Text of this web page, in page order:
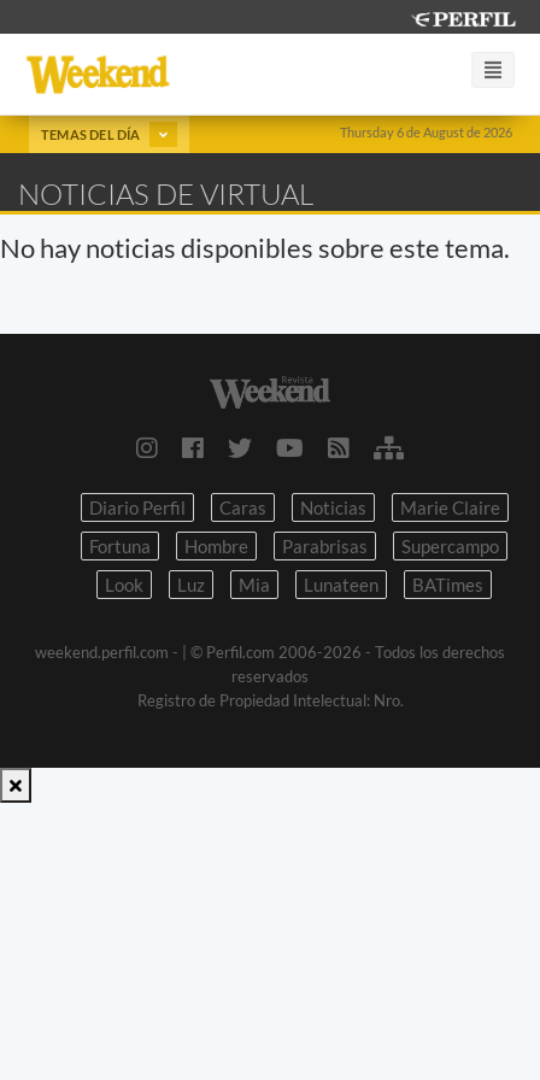
Thursday 6 de August de 2026
TEMAS DEL DÍA
NOTICIAS DE VIRTUAL
No hay noticias disponibles sobre este tema.
Diario Perfil Caras Noticias
Marie Claire
Fortuna
Hombre Parabrisas
Supercampo
Look
Luz Mia Lunateen BATimes
weekend.perfil.com -
| © Perfil.com 2006-2026 - Todos los derechos
reservados
Registro de Propiedad Intelectual: Nro.